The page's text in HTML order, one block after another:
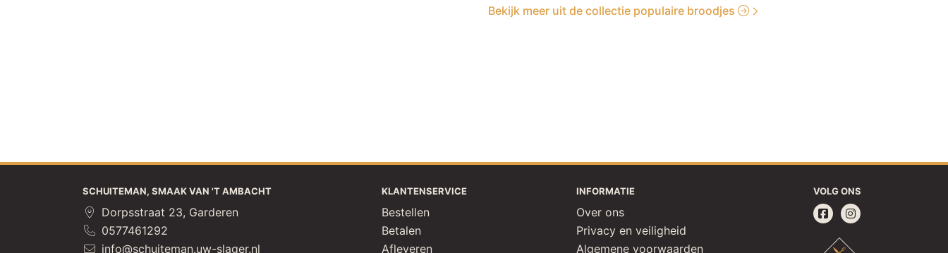
Bekijk meer uit de collectie populaire broodjes
SCHUITEMAN, SMAAK VAN 'T AMBACHT
Dorpsstraat 23, Garderen
0577461292
info@schuiteman.uw-slager.nl
KLANTENSERVICE
Bestellen
Betalen
Afleveren
INFORMATIE
Over ons
Privacy en veiligheid
Algemene voorwaarden
VOLG ONS